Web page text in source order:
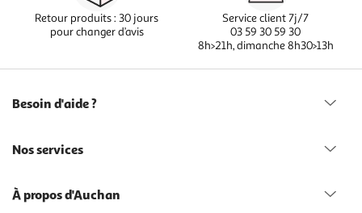
Retour produits : 30 jours
pour changer d’avis
Service client 7j/7
03 59 30 59 30
8h>21h, dimanche 8h30>13h
Besoin d'aide ?
Nos services
À propos d'Auchan